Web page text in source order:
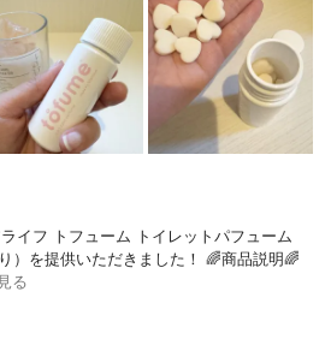
イフ トフューム トイレットパフューム
）を提供いただきました！ 🌈商品説明🌈
る